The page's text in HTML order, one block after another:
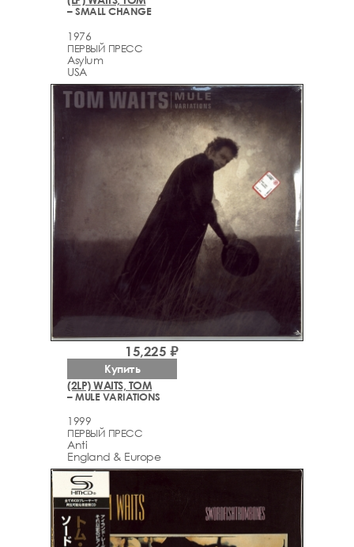
– SMALL CHANGE
1976
ПЕРВЫЙ ПРЕСС
Asylum
USA
(2LP) WAITS, TOM
– MULE VARIATIONS
1999
ПЕРВЫЙ ПРЕСС
Anti
England & Europe
15,225 ₽
Купить